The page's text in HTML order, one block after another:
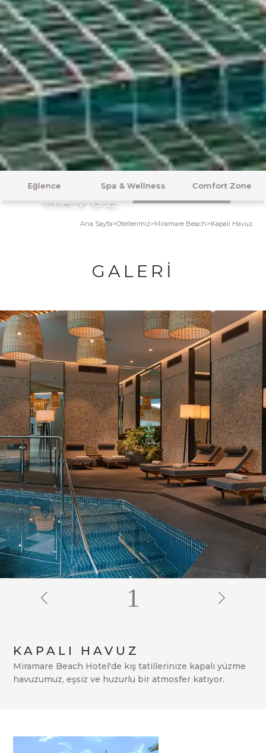
KAPALI
HAVUZ
Spa & Wellness Comfort Zone Balayı
Ana Sayfa>Otellerimiz>Miramare Beach>Kapalı Havuz
GALERI
KAPALI HAVUZ
Miramare Beach Hotel'de kış tatillerinize kapalı yüzme
havuzumuz, eşsiz ve huzurlu bir atmosfer katıyor.
2